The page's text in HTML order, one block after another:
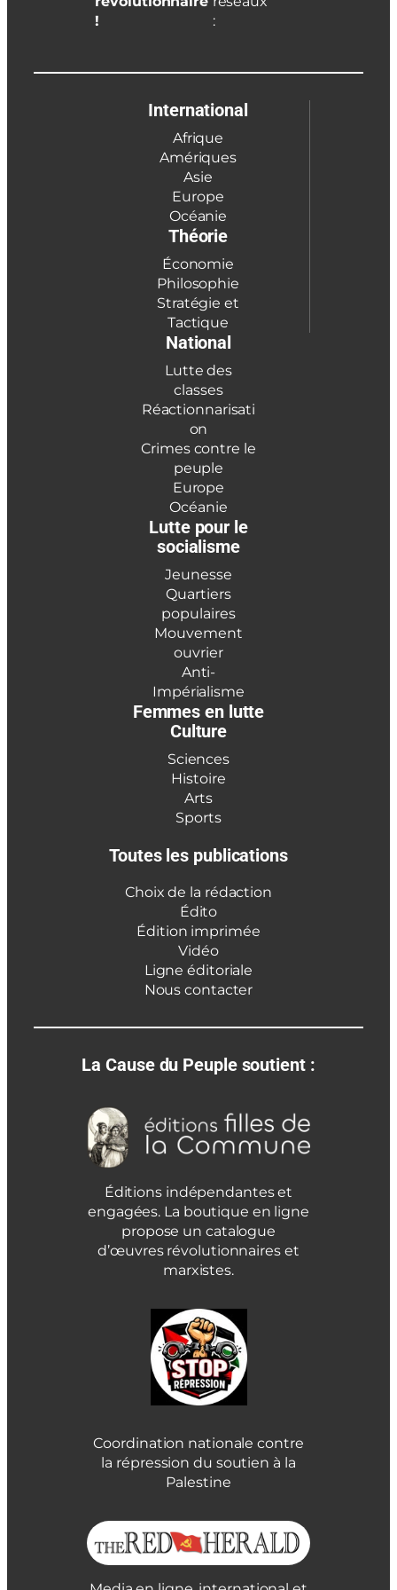
!
:
International
Afrique
Amériques
Asie
Europe
Océanie
Théorie
Économie
Philosophie
Stratégie et
Tactique
National
Lutte des
classes
Réactionnarisati
on
Crimes contre le
peuple
Europe
Océanie
Lutte pour le
socialisme
Jeunesse
Quartiers
populaires
Mouvement
ouvrier
Anti-
Impérialisme
Femmes en lutte
Culture
Sciences
Histoire
Arts
Sports
Toutes les publications
Choix de la rédaction
Édito
Édition imprimée
Vidéo
Ligne éditoriale
Nous contacter
La Cause du Peuple soutient :
Éditions indépendantes et
engagées. La boutique en ligne
propose un catalogue
d’œuvres révolutionnaires et
marxistes.
Coordination nationale contre
la répression du soutien à la
Palestine